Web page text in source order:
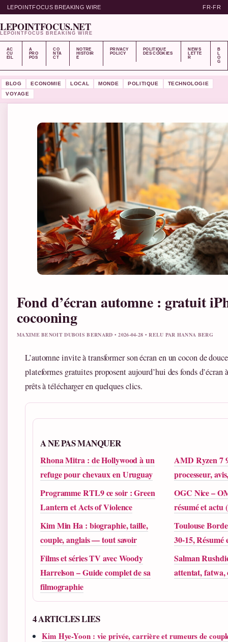
LEPOINTFOCUS BREAKING WIRE FR-FR
LEPOINTFOCUS.NET
LEPOINTFOCUS BREAKING WIRE
AC
CU
EIL
A
PRO
POS
CO
NTA
CT
NOTRE
HISTOIR
E
PRIVACY
POLICY
POLITIQUE
DES COOKIES
NEWS
LETTE
R
B
L
O
G
BLOG ECONOMIE LOCAL MONDE POLITIQUE
TECHNOLOGIE
VOYAGE
Fond d’écran automne : gratuit
cocooning
MAXIME BENOIT DUBOIS BERNARD • 2026-04-28 • RELU PAR HANNA BERG
L’automne invite à transformer son écran en un cocon de
plateformes gratuites proposent aujourd’hui des fonds d’écran
prêts à télécharger en quelques clics.
A NE PAS MANQUER
Rhona Mitra : de Hollywood à un
refuge pour chevaux en Uruguay
AMD Ryzen 7
processeur,
Programme RTL9 ce soir : Green
Lantern et Acts of Violence
OGC Nice –
résumé et actu
Kim Min Ha : biographie, taille,
couple, anglais — tout savoir
Toulouse
30-15,
Films et séries TV avec Woody
Harrelson – Guide complet de sa
filmographie
Salman
attentat,
4 ARTICLES LIES
Kim Hye-Yoon : vie privée, carrière et rumeurs de